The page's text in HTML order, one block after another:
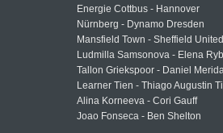
Energie Cottbus - Hannover
Nürnberg - Dynamo Dresden
Mansfield Town - Sheffield United
Ludmilla Samsonova - Elena
Tallon Griekspoor - Daniel
Learner Tien - Thiago Augustin
Alina Korneeva - Cori Gauff
Joao Fonseca - Ben Shelton